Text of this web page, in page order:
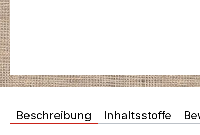
Beschreibung Inhaltsstoffe